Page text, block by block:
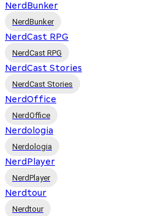
NerdBunker
NerdBunker
NerdCast RPG
NerdCast RPG
NerdCast Stories
NerdCast Stories
NerdOffice
NerdOffice
Nerdologia
Nerdologia
NerdPlayer
NerdPlayer
Nerdtour
Nerdtour